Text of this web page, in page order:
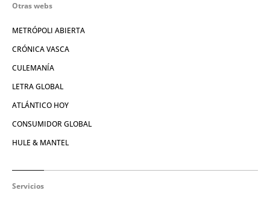
Otras webs
METRÓPOLI ABIERTA
CRÓNICA VASCA
CULEMANÍA
LETRA GLOBAL
ATLÁNTICO HOY
CONSUMIDOR GLOBAL
HULE & MANTEL
Servicios